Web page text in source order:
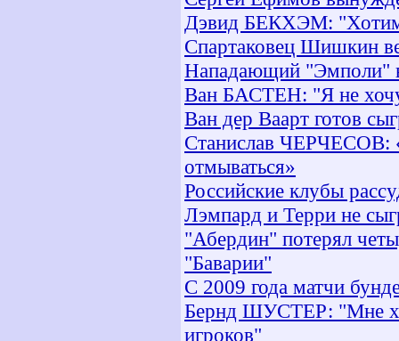
Дэвид БЕКХЭМ: "Хотим
Спартаковец Шишкин
Нападающий "Эмполи"
Ван БАСТЕН: "Я не хочу
Ван дер Ваарт готов
Станислав ЧЕРЧЕСОВ:
отмываться»
Российские клубы
Лэмпард и Терри не
"Абердин" потерял
"Баварии"
С 2009 года матчи
Бернд ШУСТЕР: "Мне
игроков"